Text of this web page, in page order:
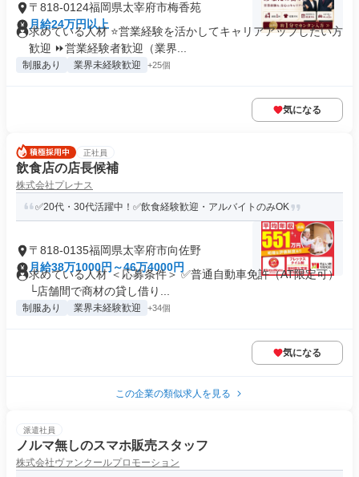
〒818-0124福岡県太宰府市梅香苑
月給24万円以上
求めている人材 ⭐営業経験を活かしてキャリアアップしたい方
歓迎 ⏩営業経験者歓迎（業界...
制服あり 業界未経験歓迎 +25個
気になる
正社員
飲食店の店長候補
株式会社プレナス
✅20代・30代活躍中！✅飲食経験歓迎・アルバイトのみOK
〒818-0135福岡県太宰府市向佐野
月給38万1000円～46万4000円
求めている人材 ＜応募条件＞ ✅普通自動車免許（AT限定可）
└店舗間で商材の貸し借り...
制服あり 業界未経験歓迎 +34個
気になる
この企業の類似求人を見る
派遣社員
ノルマ無しのスマホ販売スタッフ
株式会社ヴァンクールプロモーション